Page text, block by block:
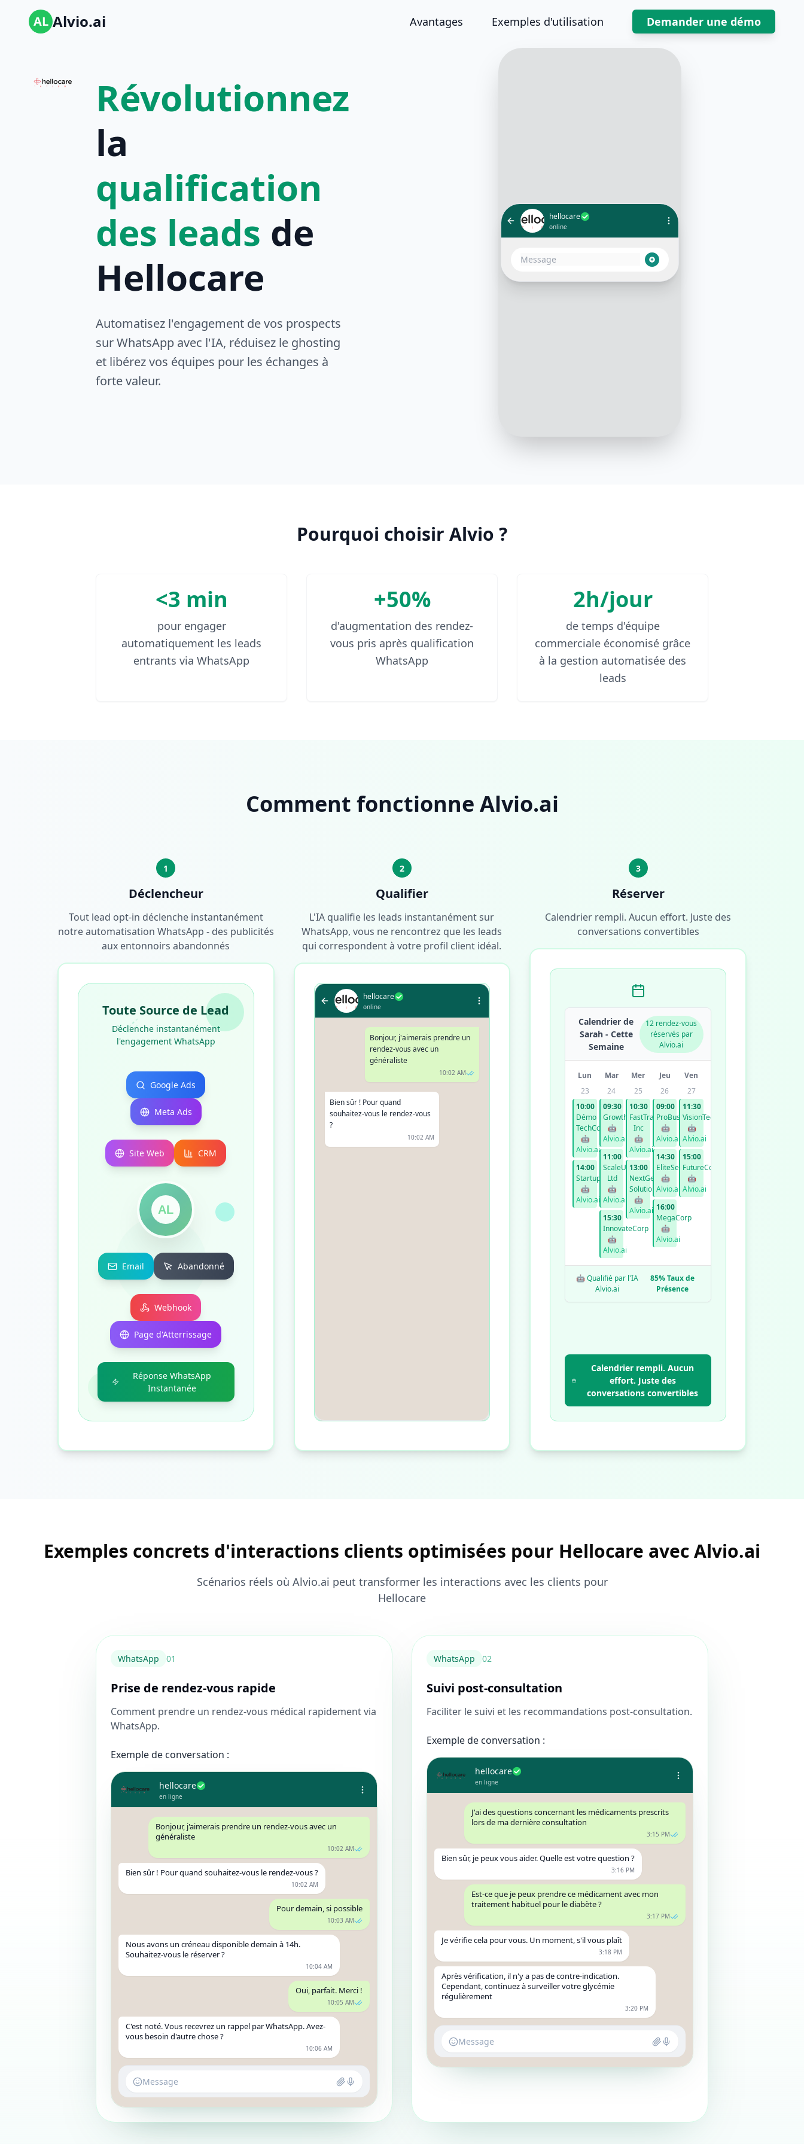
AL Alvio.ai Avantages Exemples d'utilisation Demander une démo
Révolutionnez
la
qualification
des leads de
Hellocare
Automatisez l'engagement de vos prospects
sur WhatsApp avec l'IA, réduisez le ghosting
et libérez vos équipes pour les échanges à
forte valeur.
hellocare
online
Bonjour, j'aimerais prendre un
généraliste
Pourquoi choisir Alvio ?
<3 min
pour engager
automatiquement les leads
entrants via WhatsApp
+50%
d'augmentation des rendez-
vous pris après qualification
WhatsApp
2h/jour
de temps d'équipe
commerciale économisé grâce
à la gestion automatisée des
leads
Comment fonctionne Alvio.ai
1
Déclencheur
Tout lead opt-in déclenche instantanément
notre automatisation WhatsApp - des publicités
aux entonnoirs abandonnés
Toute Source de Lead
Déclenche instantanément
l'engagement WhatsApp
Google Ads
Meta Ads
Site Web CRM
AL
Email Abandonné
Webhook
Page d'Atterrissage
Réponse WhatsApp
Instantanée
2
Qualifier
L'IA qualifie les leads instantanément sur
WhatsApp, vous ne rencontrez que les leads
qui correspondent à votre profil client idéal.
hellocare
online
Bonjour, j'aimerais prendre un
rendez-vous avec un
généraliste
10:02 AM
Bien sûr ! Pour quand
souhaitez-vous le rendez-vous
?
10:02 AM
3
Réserver
Calendrier rempli. Aucun effort. Juste des
conversations convertibles
Calendrier de
Sarah - Cette
Semaine
12 rendez-vous
réservés par
Alvio.ai
Lun Mar Mer Jeu
Ven
23
10:00
Démo
TechCorp
🤖
Alvio.ai
14:00
StartupXYZ
🤖
Alvio.ai
24
09:30
GrowthCo
🤖
Alvio.ai
11:00
ScaleUp
Ltd
🤖
Alvio.ai
15:30
InnovateCorp
🤖
Alvio.ai
25
10:30
FastTrack
Inc
🤖
Alvio.ai
13:00
NextGen
Solutions
🤖
Alvio.ai
26
09:00
ProBusiness
🤖
Alvio.ai
14:30
EliteServices
🤖
Alvio.ai
16:00
MegaCorp
🤖
Alvio.ai
27
11:30
VisionTech
🤖
Alvio.ai
15:00
FutureCorp
🤖
Alvio.ai
🤖 Qualifié par l'IA
Alvio.ai
85% Taux de
Présence
Calendrier rempli. Aucun
effort. Juste des
conversations convertibles
Exemples concrets d'interactions clients optimisées pour Hellocare avec Alvio.ai
Scénarios réels où Alvio.ai peut transformer les interactions avec les clients pour
Hellocare
WhatsApp 01
Prise de rendez-vous rapide
Comment prendre un rendez-vous médical rapidement via
WhatsApp.
Exemple de conversation :
hellocare
en ligne
Bonjour, j'aimerais prendre un rendez-vous avec un
généraliste
10:02 AM
Bien sûr ! Pour quand souhaitez-vous le rendez-vous ?
10:02 AM
Pour demain, si possible
10:03 AM
Nous avons un créneau disponible demain à 14h.
Souhaitez-vous le réserver ?
10:04 AM
Oui, parfait. Merci !
10:05 AM
C'est noté. Vous recevrez un rappel par WhatsApp. Avez-
vous besoin d'autre chose ?
10:06 AM
Message
WhatsApp 02
Suivi post-consultation
Faciliter le suivi et les recommandations post-consultation.
Exemple de conversation :
hellocare
en ligne
J'ai des questions concernant les médicaments prescrits
lors de ma dernière consultation
3:15 PM
Bien sûr, je peux vous aider. Quelle est votre question ?
3:16 PM
Est-ce que je peux prendre ce médicament avec mon
traitement habituel pour le diabète ?
3:17 PM
Je vérifie cela pour vous. Un moment, s'il vous plaît
3:18 PM
Après vérification, il n'y a pas de contre-indication.
Cependant, continuez à surveiller votre glycémie
régulièrement
3:20 PM
Message